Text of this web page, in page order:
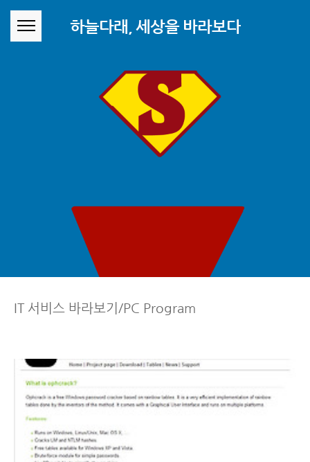
하늘다래, 세상을 바라보다
IT 서비스 바라보기/PC Program